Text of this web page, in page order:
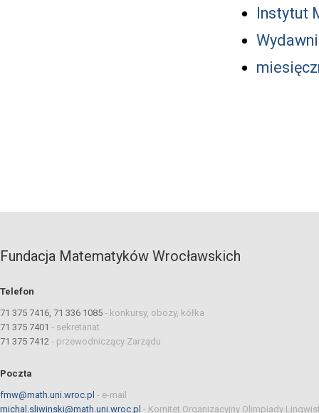
Instytut
Fundacja Matematyków Wrocławskich
Telefon
71 375 7416, 71 336 1085 - konkursy, obozy, kółka
71 375 7401 - sekretariat
71 375 7412 - przewodniczący Zarządu
Poczta
fmw@math.uni.wroc.pl - e-mail
michal.sliwinski@math.uni.wroc.pl - Komitet Organizacyjny Olimpiady